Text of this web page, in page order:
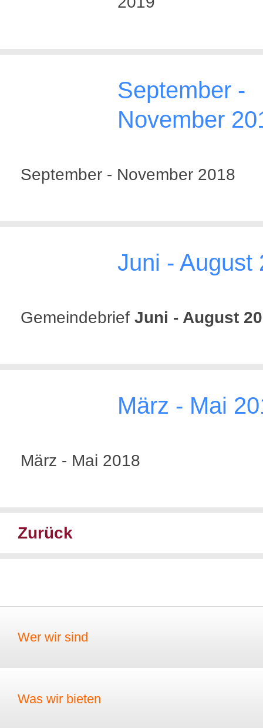
September -
November
September - November 2018
Juni - August
Gemeindebrief Juni - August
März - Mai
März - Mai 2018
Zurück
Wer wir sind
Was wir bieten